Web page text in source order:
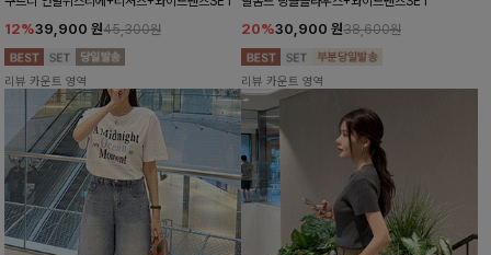
12%39,900 원45,300원
리뷰 카운트 영역
20%30,900 원38,600원
리뷰 카운트 영역